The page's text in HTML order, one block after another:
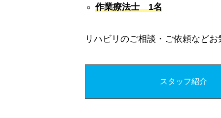
作業療法士 1名
リハビリのご相談・ご依頼など
スタッフ紹介